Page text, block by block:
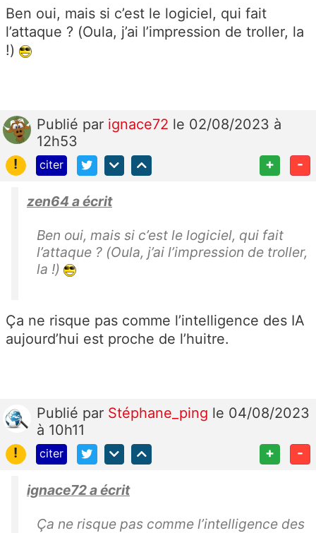
Ben oui, mais si c’est le logiciel, qui fait
l’attaque ? (Oula, j’ai l’impression de troller, la
!)
Publié par ignace72 le 02/08/2023 à
12h53
!
citer + -
zen64 a écrit
Ben oui, mais si c’est le logiciel, qui fait
l’attaque ? (Oula, j’ai l’impression de troller,
la !)
Ça ne risque pas comme l’intelligence des IA
aujourd’hui est proche de l’huitre.
Publié par Stéphane_ping le 04/08/2023
à 10h11
!
citer + -
ignace72 a écrit
Ça ne risque pas comme l’intelligence des